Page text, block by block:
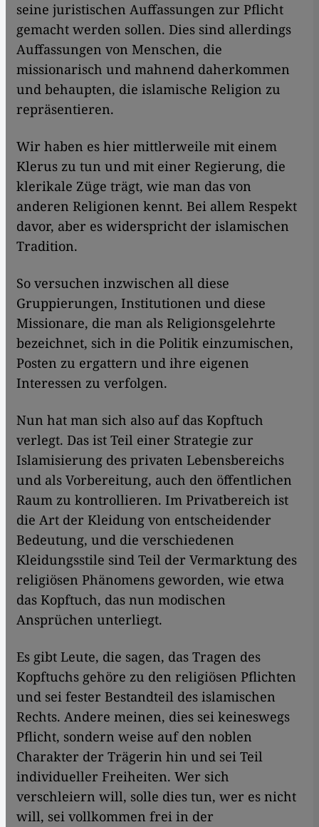
seine juristischen Auffassungen zur Pflicht
gemacht werden sollen. Dies sind allerdings
Auffassungen von Menschen, die
missionarisch und mahnend daherkommen
und behaupten, die islamische Religion zu
repräsentieren.
Wir haben es hier mittlerweile mit einem
Klerus zu tun und mit einer Regierung, die
klerikale Züge trägt, wie man das von
anderen Religionen kennt. Bei allem Respekt
davor, aber es widerspricht der islamischen
Tradition.
So versuchen inzwischen all diese
Gruppierungen, Institutionen und diese
Missionare, die man als Religionsgelehrte
bezeichnet, sich in die Politik einzumischen,
Posten zu ergattern und ihre eigenen
Interessen zu verfolgen.
Nun hat man sich also auf das Kopftuch
verlegt. Das ist Teil einer Strategie zur
Islamisierung des privaten Lebensbereichs
und als Vorbereitung, auch den öffentlichen
Raum zu kontrollieren. Im Privatbereich ist
die Art der Kleidung von entscheidender
Bedeutung, und die verschiedenen
Kleidungsstile sind Teil der Vermarktung des
religiösen Phänomens geworden, wie etwa
das Kopftuch, das nun modischen
Ansprüchen unterliegt.
Es gibt Leute, die sagen, das Tragen des
Kopftuchs gehöre zu den religiösen Pflichten
und sei fester Bestandteil des islamischen
Rechts. Andere meinen, dies sei keineswegs
Pflicht, sondern weise auf den noblen
Charakter der Trägerin hin und sei Teil
individueller Freiheiten. Wer sich
verschleiern will, solle dies tun, wer es nicht
will, sei vollkommen frei in der